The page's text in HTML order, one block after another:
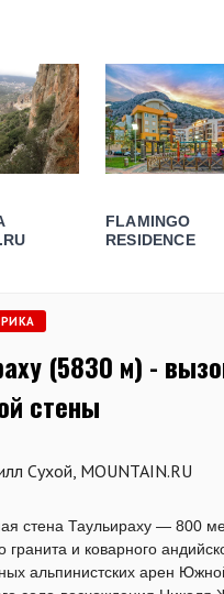
FLAMINGO
RESIDENCE
(5830 м) -
стены
Сухой, MOUNTAIN.RU
стена Таульираху — 800
гранита и коварного
альпинистских арен